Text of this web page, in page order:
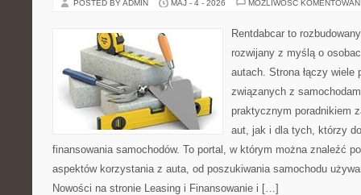
POSTED BY ADMIN MAJ - 4 - 2026 MOŻLIWOŚĆ
Rentdabcar to
rozwijany z myślą o
autach. Strona łączy wiele
związanych z
praktycznym poradnikiem
aut, jak i dla tych, którzy
finansowania samochodów. To portal, w którym można znaleźć
aspektów korzystania z auta, od poszukiwania samochodu
Nowości na stronie Leasing i Finansowanie i […]